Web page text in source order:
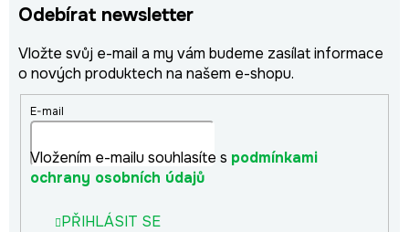
Odebírat newsletter
Vložte svůj e-mail a my vám budeme zasílat informace
o nových produktech na našem e-shopu.
E-mail
Vložením e-mailu souhlasíte s podmínkami
ochrany osobních údajů
PŘIHLÁSIT SE